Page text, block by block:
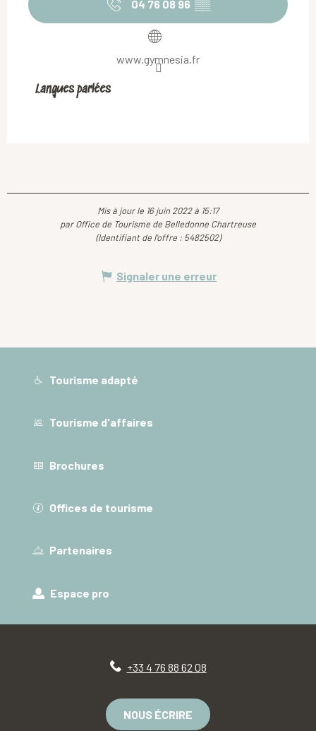
04 76 08 96 ▒▒
www.gymnesia.fr
Langues parlées
Langues parlées
Mis à jour le 16 juin 2022 à 15:17
par Office de Tourisme de Belledonne Chartreuse
(Identifiant de l'offre : 5482502)
Signaler une erreur
Tourisme adapté
Tourisme d'affaires
Brochures
Offices de tourisme
Partenaires
Espace pro
+33 4 76 88 62 08
NOUS ÉCRIRE